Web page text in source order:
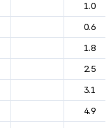
1.0
0.6
1.8
2.5
3.1
4.9